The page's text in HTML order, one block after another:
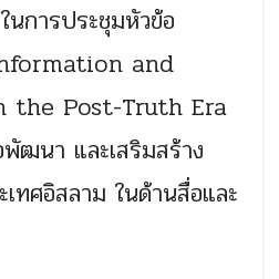
นการประชุมหัวข้อ
and
the Post-Truth Era
ฒนา และเสริมสร้าง
ทศอิสลาม ในด้านสื่อและ